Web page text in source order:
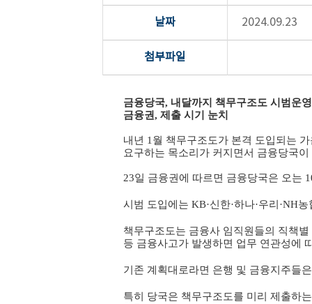
날짜 2024.09.23
첨부파일
금융당국, 내달까지 책무구조도 시범운
금융권, 제출 시기 눈치
내년 1월 책무구조도가 본격 도입되는
요구하는 목소리가 커지면서 금융당국
23일 금융권에 따르면 금융당국은 오는
시범 도입에는 KB·신한·하나·우리·NH
책무구조도는 금융사 임직원들의 직책
등 금융사고가 발생하면 업무 연관성에
기존 계획대로라면 은행 및 금융지주들
특히 당국은 책무구조도를 미리 제출하